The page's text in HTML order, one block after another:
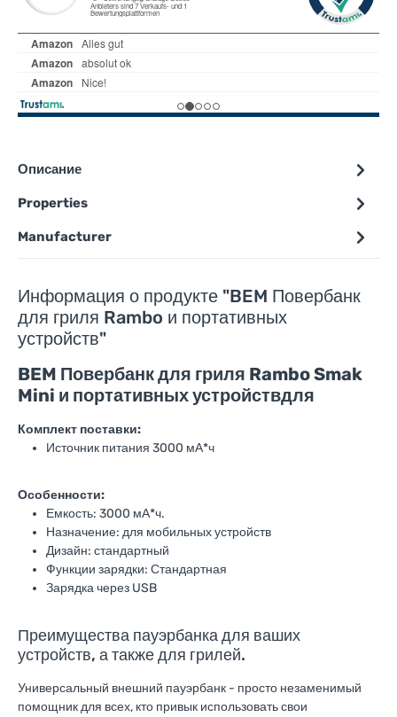
Описание
Properties
Manufacturer
Информация о продукте "BEM Повербанк
для гриля Rambo и портативных
устройств"
BEM Повербанк для гриля Rambo Smak
Mini и портативных устройствдля
Комплект поставки:
Источник питания 3000 мА*ч
Особенности:
Емкость: 3000 мА*ч.
Назначение: для мобильных устройств
Дизайн: стандартный
Функции зарядки: Стандартная
Зарядка через USB
Преимущества пауэрбанка для ваших
устройств, а также для грилей.
Универсальный внешний пауэрбанк - просто незаменимый
помощник для всех, кто привык использовать свои